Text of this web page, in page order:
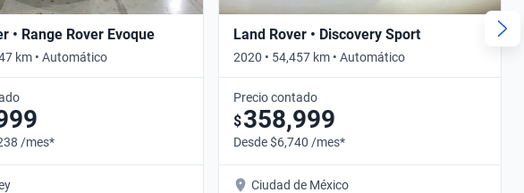
• Range Rover Evoque
km • Automático
/mes*
Land Rover • Discovery Sport
2020 • 54,457 km • Automático
Precio contado
$358,999
Desde $6,740 /mes*
Ciudad de México